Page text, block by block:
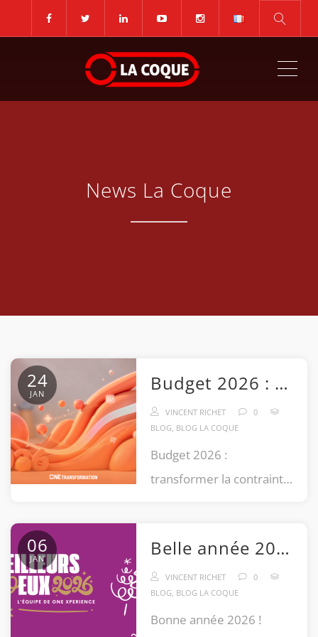
News La Coque
24
JAN Budget 2026 : transformer la contrainte en levier de performance
VINCENT RICHET
0
BLOG, BLOG LA COQUE
Budget 2026 :
transformer la contrainte
team building et IA au
cœur des priorités des
entreprises […]
06
JAN Belle année 2026 !
VINCENT RICHET
0
BLOG BLOG LA COQUE
Bonne année 2026 !